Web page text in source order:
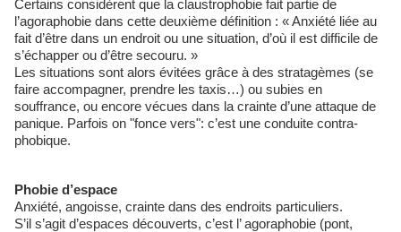
Certains considèrent que la claustrophobie fait partie de
l’agoraphobie dans cette deuxième définition : « Anxiété liée au
fait d’être dans un endroit ou une situation, d’où il est difficile de
s’échapper ou d’être secouru. »
Les situations sont alors évitées grâce à des stratagèmes (se
faire accompagner, prendre les taxis…) ou subies en
souffrance, ou encore vécues dans la crainte d’une attaque de
panique. Parfois on "fonce vers": c’est une conduite contra-
phobique.
Phobie d’espace
Anxiété, angoisse, crainte dans des endroits particuliers.
S’il s’agit d’espaces découverts, c’est l’ agoraphobie (pont,